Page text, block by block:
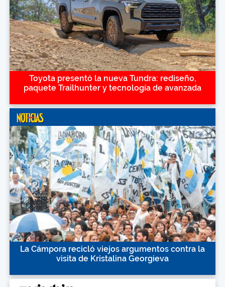
Toyota presentó la nueva Tundra: rediseño,
paquete Trailhunter y tecnología de avanzada
La Cámpora recicló viejos argumentos contra la
visita de Kristalina Georgieva